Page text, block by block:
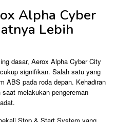
Alpha Cyber
Lebih
dasar, Aerox Alpha Cyber City
signifikan. Salah satu yang
ABS pada roda depan. Kehadiran
melakukan pengereman